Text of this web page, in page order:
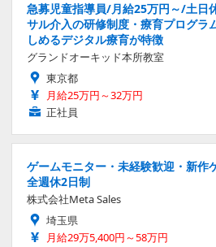
急募児童指導員/月給25万円～/土日
サル介入の研修制度・療育プログラ
しめるデジタル療育が特徴
グランドオーキッド本所教室
東京都
月給25万円～32万円
正社員
ゲームモニター・未経験歓迎・新作
全週休2日制
株式会社Meta Sales
埼玉県
月給29万5,400円～58万円